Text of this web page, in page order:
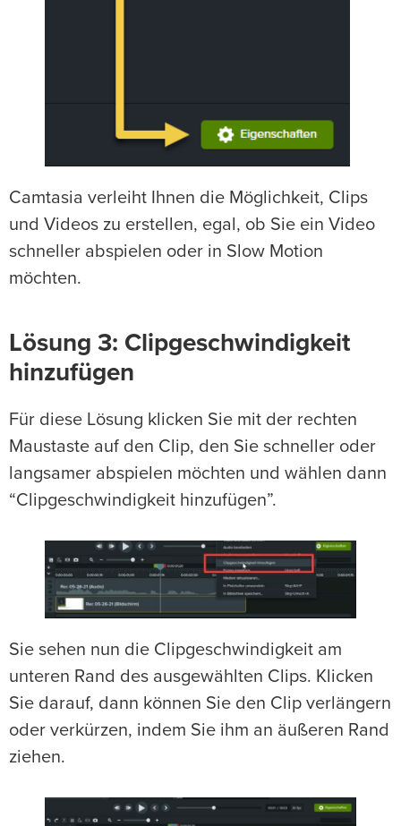
Camtasia verleiht Ihnen die Möglichkeit, Clips
und Videos zu erstellen, egal, ob Sie ein Video
schneller abspielen oder in Slow Motion
möchten.
Lösung 3: Clipgeschwindigkeit
hinzufügen
Für diese Lösung klicken Sie mit der rechten
Maustaste auf den Clip, den Sie schneller oder
langsamer abspielen möchten und wählen dann
“Clipgeschwindigkeit hinzufügen”.
Sie sehen nun die Clipgeschwindigkeit am
unteren Rand des ausgewählten Clips. Klicken
Sie darauf, dann können Sie den Clip verlängern
oder verkürzen, indem Sie ihm an äußeren Rand
ziehen.